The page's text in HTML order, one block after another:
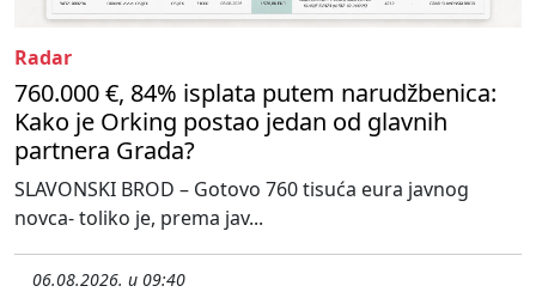
Radar
760.000 €, 84% isplata putem narudžbenica:
Kako je Orking postao jedan od glavnih
partnera Grada?
SLAVONSKI BROD – Gotovo 760 tisuća eura javnog
novca- toliko je, prema jav...
06.08.2026. u 09:40